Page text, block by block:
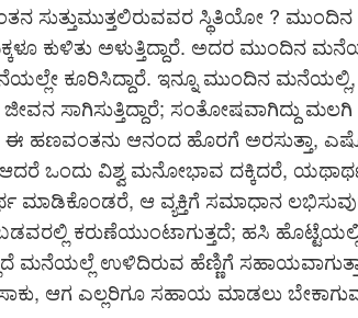
ಸುತ್ತುಮುತ್ತಲಿರುವವರ ಸ್ಥಿತಿಯೋ ?
ಕುಳಿತು ಅಳುತ್ತಿದ್ದಾರೆ. ಅದರ ಮುಂದಿನ
ಕೂರಿಸಿದ್ದಾರೆ. ಇನ್ನೂ ಮುಂದಿನ ಮನೆಯಲ್ಲಿ,
ಸಾಗಿಸುತ್ತಿದ್ದಾರೆ; ಸಂತೋಷವಾಗಿದ್ದು
ಹಣವಂತನು ಆನಂದ ಹೊರಗೆ ಅರಸುತ್ತಾ,
ಆದರೆ ಒಂದು ವಿಶ್ವ ಮನೋಭಾವ ದಕ್ಕಿದರೆ,
ಮಾಡಿಕೊಂಡರೆ, ಆ ವ್ಯಕ್ತಿಗೆ ಸಮಾಧಾನ
ಬಡವರಲ್ಲಿ ಕರುಣೆಯುಂಟಾಗುತ್ತದೆ; ಹಸಿ
ಮನೆಯಲ್ಲೆ ಉಳಿದಿರುವ ಹೆಣ್ಣಿಗೆ
ಆಗ ಎಲ್ಲರಿಗೂ ಸಹಾಯ ಮಾಡಲು